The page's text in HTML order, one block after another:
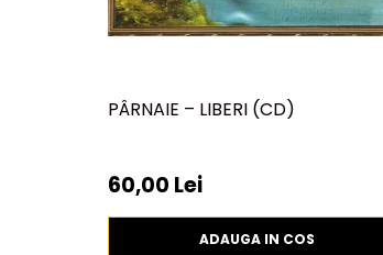
PÂRNAIE – LIBERI (CD)
60,00 Lei
ADAUGA IN COS